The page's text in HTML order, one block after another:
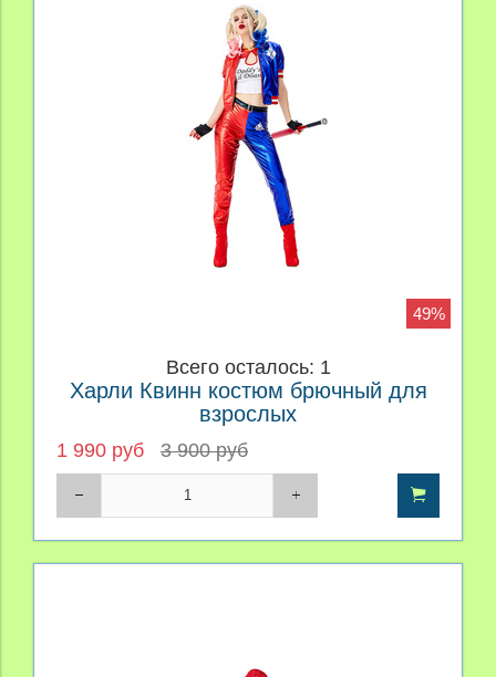
49%
Всего осталось: 1
Харли Квинн костюм брючный для
взрослых
1 990 руб 3 900 руб